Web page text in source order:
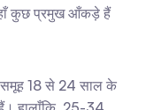
कुछ प्रमुख आँकड़े हैं
समूह 18 से 24 साल के